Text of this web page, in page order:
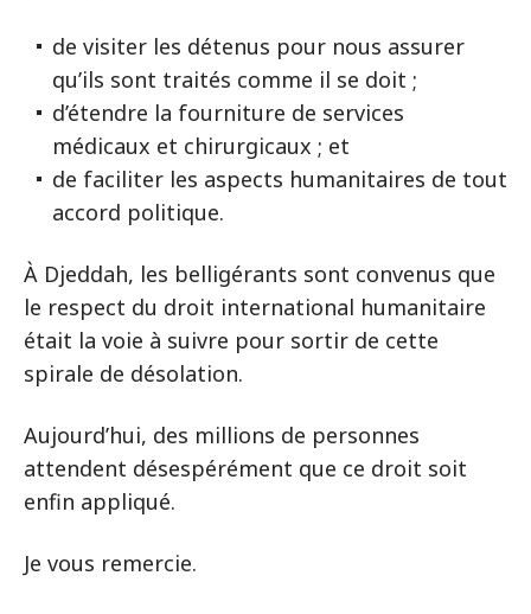
de visiter les détenus pour nous assurer
qu’ils sont traités comme il se doit ;
d’étendre la fourniture de services
médicaux et chirurgicaux ; et
de faciliter les aspects humanitaires de tout
accord politique.
À Djeddah, les belligérants sont convenus que
le respect du droit international humanitaire
était la voie à suivre pour sortir de cette
spirale de désolation.
Aujourd’hui, des millions de personnes
attendent désespérément que ce droit soit
enfin appliqué.
Je vous remercie.